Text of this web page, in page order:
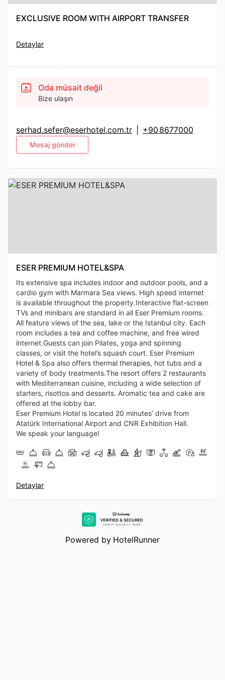
EXCLUSIVE ROOM WITH AIRPORT TRANSFER
Detaylar
Oda müsait değil
Bize ulaşın
Mesaj gönder
serhad.sefer@eserhotel.com.tr +90 8677000
ESER PREMIUM HOTEL&SPA
Its extensive spa includes indoor and outdoor pools, and a
cardio gym with Marmara Sea views. High speed internet
is available throughout the property.Interactive flat-screen
TVs and minibars are standard in all Eser Premium rooms.
All feature views of the sea, lake or the Istanbul city. Each
room includes a tea and coffee machine, and free wired
internet.Guests can join Pilates, yoga and spinning
classes, or visit the hotel’s squash court. Eser Premium
Hotel & Spa also offers thermal therapies, hot tubs and a
variety of body treatments.The resort offers 2 restaurants
with Mediterranean cuisine, including a wide selection of
starters, risottos and desserts. Aromatic tea and cake are
offered at the lobby bar.
Eser Premium Hotel is located 20 minutes’ drive from
Atatürk International Airport and CNR Exhibition Hall.
We speak your language!
Detaylar
Powered by HotelRunner